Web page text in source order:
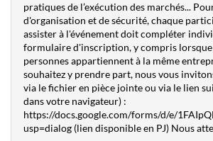
pratiques de l’exécution des marchés...
d'organisation et de sécurité, chaque
assister à l'événement doit compléter
formulaire d'inscription, y compris
personnes appartiennent à la même
souhaitez y prendre part, nous vous
via le fichier en pièce jointe ou via le lien
dans votre navigateur) :
https://docs.google.com/forms/d/e/
usp=dialog (lien disponible en PJ) Nous